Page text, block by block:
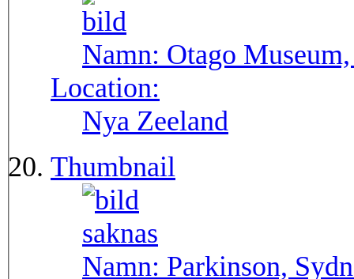
Namn: Otago
Location:
Nya Zeeland
Thumbnail
Namn: Parkinson,